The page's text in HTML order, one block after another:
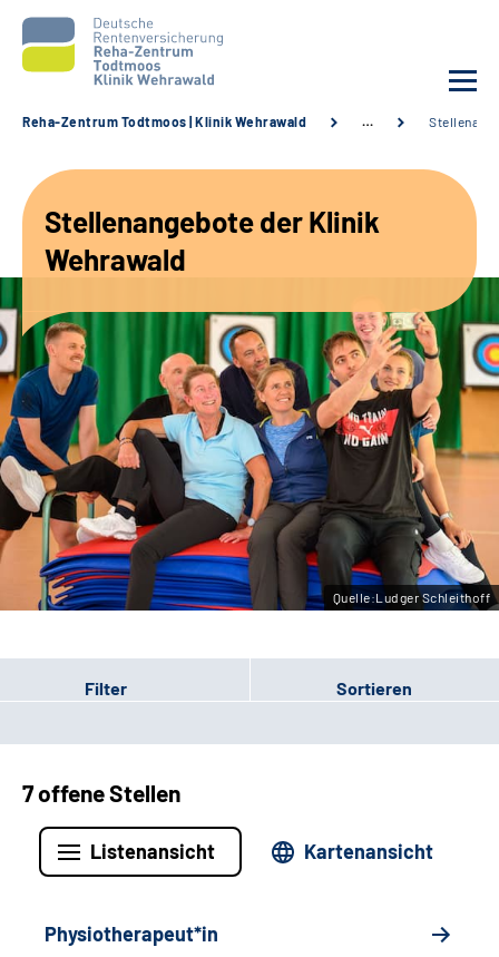
Unsere Angebote
Karriere
Sozialdienste & Zuweisende
Suche
Leichte Sprache
Gebärdensprache
Reha-Zentrum Todtmoos | Klinik Wehrawald …
Stellenangebote der Klinik
Wehrawald
Quelle:Ludger Schleithoff
Filter Sortieren
7 offene Stellen
Listenansicht Kartenansicht
Physiotherapeut*in